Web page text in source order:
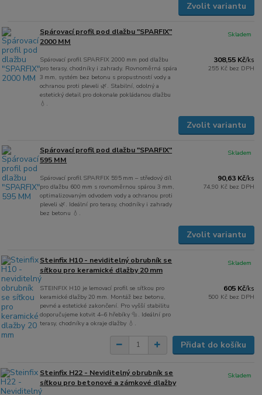
Zvolit variantu
Spárovací profil pod dlažbu "SPARFIX"
2000 MM
Spárovací profil SPARFIX 2000 mm pod dlažbu
pro terasy, chodníky i zahrady. Rovnoměrná spára
3 mm, systém bez betonu s propustností vody a
ochranou proti pleveli 🌿. Stabilní, odolný a
estetický detail pro dokonale pokládanou dlažbu
💧.
308,55 Kč/ks
255 Kč bez DPH
Skladem
Zvolit variantu
Spárovací profil pod dlažbu "SPARFIX"
595 MM
Spárovací profil SPARFIX 595 mm – středový díl
pro dlažbu 600 mm s rovnoměrnou spárou 3 mm,
optimalizovaným odvodem vody a ochranou proti
pleveli 🌿. Ideální pro terasy, chodníky i zahrady
bez betonu 💧.
90,63 Kč/ks
74,90 Kč bez DPH
Skladem
Zvolit variantu
Steinfix H10 - neviditelný obrubník se
síťkou pro keramické dlažby 20 mm
STEINFIX H10 je lemovací profil se síťkou pro
keramické dlažby 20 mm. Montáž bez betonu,
pevné a estetické zakončení. Pro vyšší stabilitu
doporučujeme kotvit 4–6 hřebíky 🔩. Ideální pro
terasy, chodníky a okraje dlažby 💧.
605 Kč/ks
500 Kč bez DPH
Skladem
Přidat do košíku
Steinfix H22 - Neviditelný obrubník se
síťkou pro betonové a zámkové dlažby
Skladem